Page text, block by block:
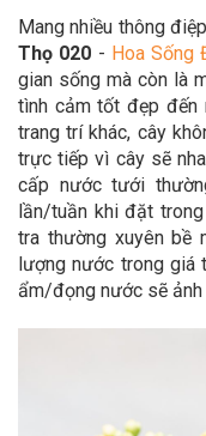
Mang nhiều thông
Thọ 020 - Hoa Sống
gian sống mà còn là
tình cảm tốt đẹp đến
trang trí khác, cây
trực tiếp vì cây sẽ
cấp nước tưới
lần/tuần khi đặt
tra thường xuyên
lượng nước trong giá
ẩm/đọng nước sẽ ảnh